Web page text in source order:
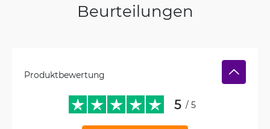
Beurteilungen
Produktbewertung
5 / 5